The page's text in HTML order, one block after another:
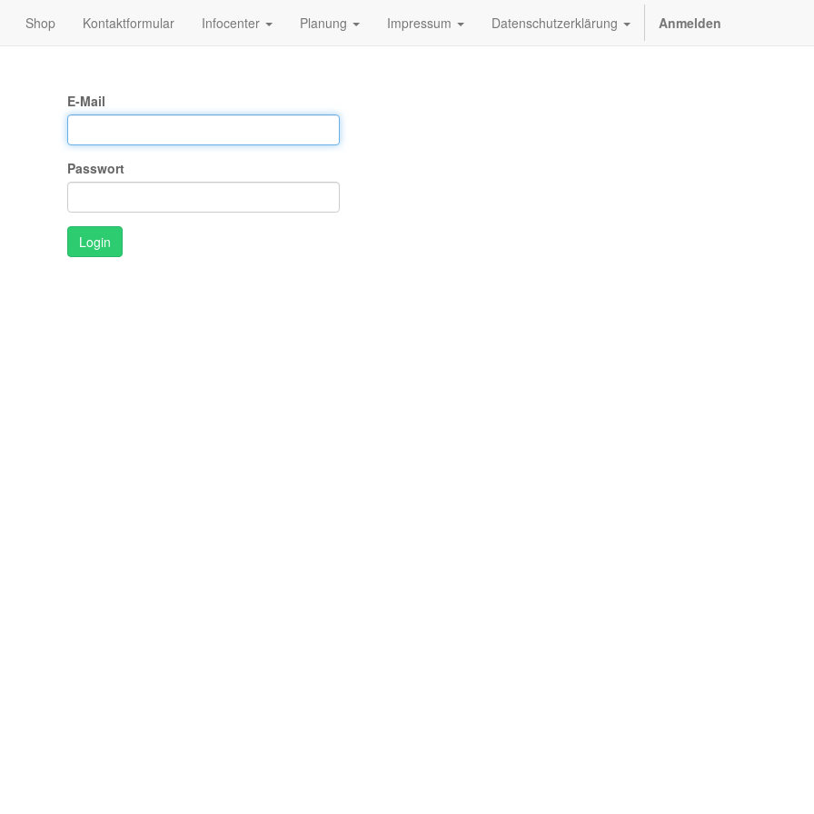
Shop Kontaktformular Infocenter Planung Impressum Datenschutzerklärung Anmelden
E-Mail
Passwort
Login